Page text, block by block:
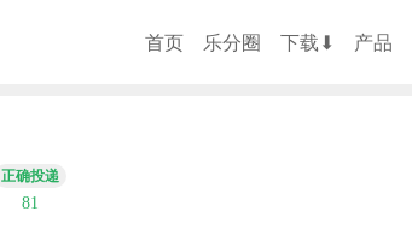
首页 乐分圈 下载⬇ 产品
正确投递
81